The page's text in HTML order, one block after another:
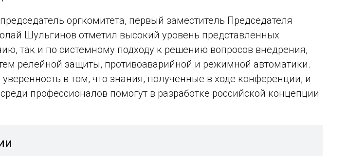
оргкомитета, первый заместитель Председателя
Шульгинов отметил высокий уровень представленных
так и по системному подходу к решению вопросов внедрения,
релейной защиты, противоаварийной и режимной автоматики.
в том, что знания, полученные в ходе конференции, и
профессионалов помогут в разработке российской концепции